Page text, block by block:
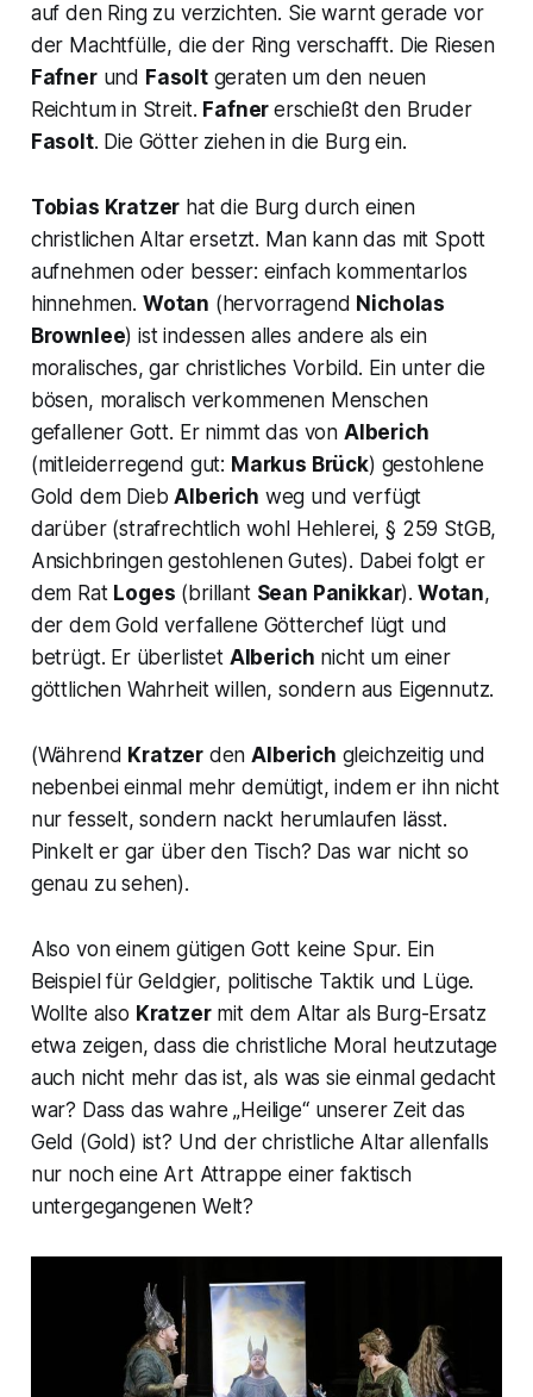
auf den Ring zu verzichten. Sie warnt gerade vor
der Machtfülle, die der Ring verschafft. Die Riesen
Fafnerund Fasoltgeraten um den neuen
Reichtum in Streit. Fafnererschießt den Bruder
Fasolt. Die Götter ziehen in die Burg ein.
Tobias Kratzer hat die Burg durch einen
christlichen Altar ersetzt. Man kann das mit Spott
aufnehmen oder besser: einfach kommentarlos
hinnehmen. Wotan (hervorragend Nicholas
Brownlee) ist indessen alles andere als ein
moralisches, gar christliches Vorbild. Ein unter die
bösen, moralisch verkommenen Menschen
gefallener Gott. Er nimmt das von Alberich
(mitleiderregend gut: Markus Brück) gestohlene
Gold dem DiebAlberich weg und verfügt
darüber (strafrechtlich wohl Hehlerei, § 259 StGB,
Ansichbringen gestohlenen Gutes). Dabei folgt er
dem Rat Loges (brillant Sean Panikkar). Wotan,
der dem Gold verfallene Götterchef lügt und
betrügt. Er überlistet Alberich nicht um einer
göttlichen Wahrheit willen, sondern aus Eigennutz.
(Während Kratzer denAlberich gleichzeitig und
nebenbei einmal mehr demütigt, indem er ihn nicht
nur fesselt, sondern nackt herumlaufen lässt.
Pinkelt er gar über den Tisch? Das war nicht so
genau zu sehen).
Also von einem gütigen Gott keine Spur. Ein
Beispiel für Geldgier, politische Taktik und Lüge.
Wollte also Kratzermit dem Altar als Burg-Ersatz
etwa zeigen, dass die christliche Moral heutzutage
auch nicht mehr das ist, als was sie einmal gedacht
war? Dass das wahre „Heilige“ unserer Zeit das
Geld (Gold) ist? Und der christliche Altar allenfalls
nur noch eine Art Attrappe einer faktisch
untergegangenen Welt?